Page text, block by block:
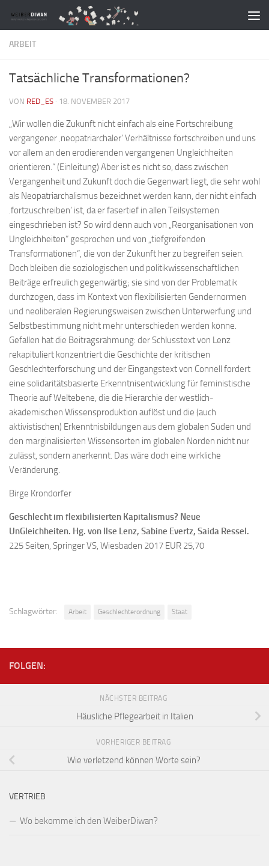
Zum Inhalt springen
ARBEIT
Tatsächliche Transformationen?
VON RED_ES · 18. NOVEMBER 2017
„Wir wollen die Zukunft nicht einfach als eine Fortschreibung
vergangener ‚neopatriarchaler’ Verhältnisse fortschreiben und uns
vor allem an den erodierenden vergangenen Ungleichheiten
orientieren.“ (Einleitung) Aber ist es nicht so, dass zwischen
Vergangenheit und Zukunft doch die Gegenwart liegt, die sehr wohl
als Neopatriarchalismus bezeichnet werden kann, der nicht einfach
‚fortzuschreiben’ ist, da er fasertief in allen Teilsystemen
eingeschrieben ist? So wird denn auch von „Reorganisationen von
Ungleichheiten“ gesprochen und von „tiefgreifenden
Transformationen“, die von der Zukunft her zu begreifen seien.
Doch bleiben die soziologischen und politikwissenschaftlichen
Beiträge erfreulich gegenwärtig; sie sind von der Problematik
durchzogen, dass im Kontext von flexibilisierten Gendernormen
und neoliberalen Regierungsweisen zwischen Unterwerfung und
Selbstbestimmung nicht mehr unterschieden werden könne.
Gefallen hat die Beitragsrahmung: der Schlusstext von Lenz
rekapituliert konzentriert die Geschichte der kritischen
Geschlechterforschung und der Eingangstext von Connell fordert
eine solidaritätsbasierte Erkenntnisentwicklung für feministische
Theorie auf Weltebene, die die Hierarchie der westlich-
akademischen Wissensproduktion auflöst und die (auch
aktivistischen) Erkenntnisbildungen aus dem globalen Süden und
den marginalisierten Wissensorten im globalen Norden nicht nur
zulässt, sondern anerkennt. Das wäre doch eine wirkliche
Veränderung.
Birge Krondorfer
Geschlecht im flexibilisierten Kapitalismus? Neue
UnGleichheiten. Hg. von Ilse Lenz, Sabine Evertz, Saida Ressel.
225 Seiten, Springer VS, Wiesbaden 2017 EUR 25,70
Schlagwörter: Arbeit Geschlechterordnung Staat
FOLGEN:
NÄCHSTER BEITRAG
Häusliche Pflegearbeit in Italien
VORHERIGER BEITRAG
Wie verletzend können Worte sein?
VERTRIEB
Wo bekomme ich den WeiberDiwan?